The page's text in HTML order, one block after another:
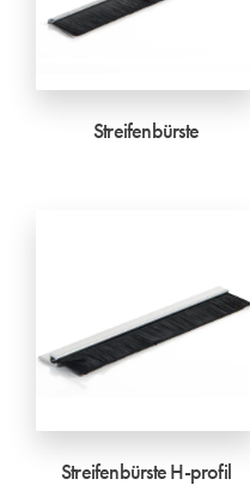
Streifenbürste
Streifenbürste H-profil